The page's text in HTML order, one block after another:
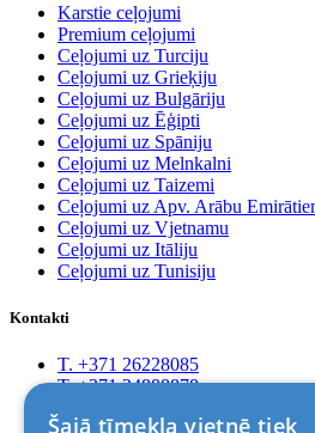
Karstie ceļojumi
Premium ceļojumi
Ceļojumi uz Turciju
Ceļojumi uz Grieķiju
Ceļojumi uz Bulgāriju
Ceļojumi uz Ēģipti
Ceļojumi uz Spāniju
Ceļojumi uz Melnkalni
Ceļojumi uz Taizemi
Ceļojumi uz Apv. Arābu
Ceļojumi uz Vjetnamu
Ceļojumi uz Itāliju
Ceļojumi uz Tunisiju
Kontakti
T. +371 26228085
T. +371 24888878
Šajā tīmekļa vietnē tiek